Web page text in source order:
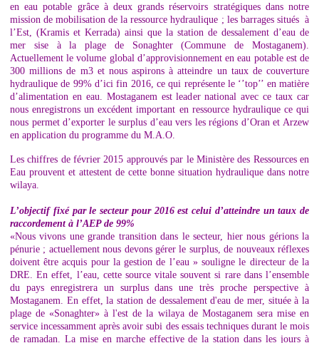
en eau potable grâce à deux grands réservoirs stratégiques dans notre
mission de mobilisation de la ressource hydraulique ; les barrages situés à
l’Est, (Kramis et Kerrada) ainsi que la station de dessalement d’eau de
mer sise à la plage de Sonaghter (Commune de Mostaganem).
Actuellement le volume global d’approvisionnement en eau potable est de
300 millions de m3 et nous aspirons à atteindre un taux de couverture
hydraulique de 99% d’ici fin 2016, ce qui représente le ‘’top’’ en matière
d’alimentation en eau. Mostaganem est leader national avec ce taux car
nous enregistrons un excédent important en ressource hydraulique ce qui
nous permet d’exporter le surplus d’eau vers les régions d’Oran et Arzew
en application du programme du M.A.O.
Les chiffres de février 2015 approuvés par le Ministère des Ressources en
Eau prouvent et attestent de cette bonne situation hydraulique dans notre
wilaya.
L’objectif fixé par le secteur pour 2016 est celui d’atteindre un taux de
raccordement à l’AEP de 99%
«Nous vivons une grande transition dans le secteur, hier nous gérions la
pénurie ; actuellement nous devons gérer le surplus, de nouveaux réflexes
doivent être acquis pour la gestion de l’eau » souligne le directeur de la
DRE. En effet, l’eau, cette source vitale souvent si rare dans l’ensemble
du pays enregistrera un surplus dans une très proche perspective à
Mostaganem. En effet, la station de dessalement d'eau de mer, située à la
plage de «Sonaghter» à l'est de la wilaya de Mostaganem sera mise en
service incessamment après avoir subi des essais techniques durant le mois
de ramadan. La mise en marche effective de la station dans les jours à